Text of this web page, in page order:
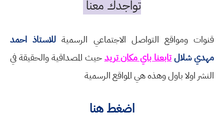
تواجدك معنا
قنوات ومواقع التواصل الاجتماعي الرسمية للاستاذ احمد
مهدي شلالتابعنا باي مكان تريدحيث المصداقية والحقيقة في
النشر اولا باول وهذه هي المواقع الرسمية
اضغط هنا